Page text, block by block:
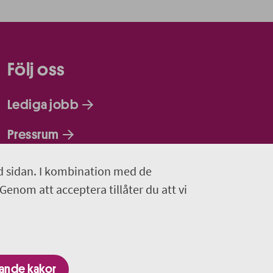
sidan. I kombination med de
att acceptera tillåter du att vi
kakor
Följ oss
Lediga jobb
Pressrum
Facebook
Jobba hos oss - Facebook